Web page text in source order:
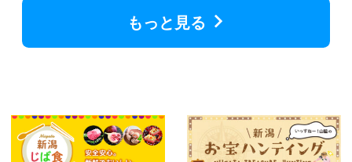
もっと見る